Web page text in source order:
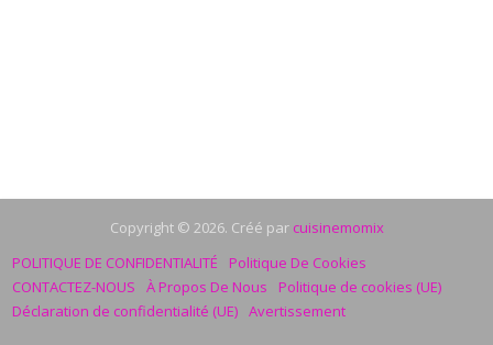
Copyright © 2026. Créé par cuisinemomix
POLITIQUE DE CONFIDENTIALITÉ
Politique De Cookies
CONTACTEZ-NOUS
À Propos De Nous
Politique de cookies (UE)
Déclaration de confidentialité (UE) Avertissement